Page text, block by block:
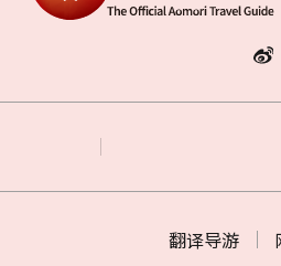
翻译导游